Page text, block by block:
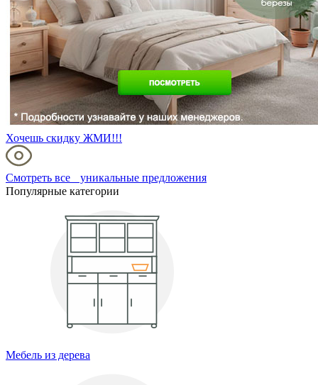
Хочешь скидку ЖМИ!!!
Смотреть все уникальные предложения
Популярные категории
Мебель из дерева